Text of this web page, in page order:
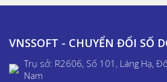
VNSSOFT - CHUYỂN ĐỔI SỐ
Trụ sở: R2606, Số 101, Láng Hạ,
Nam